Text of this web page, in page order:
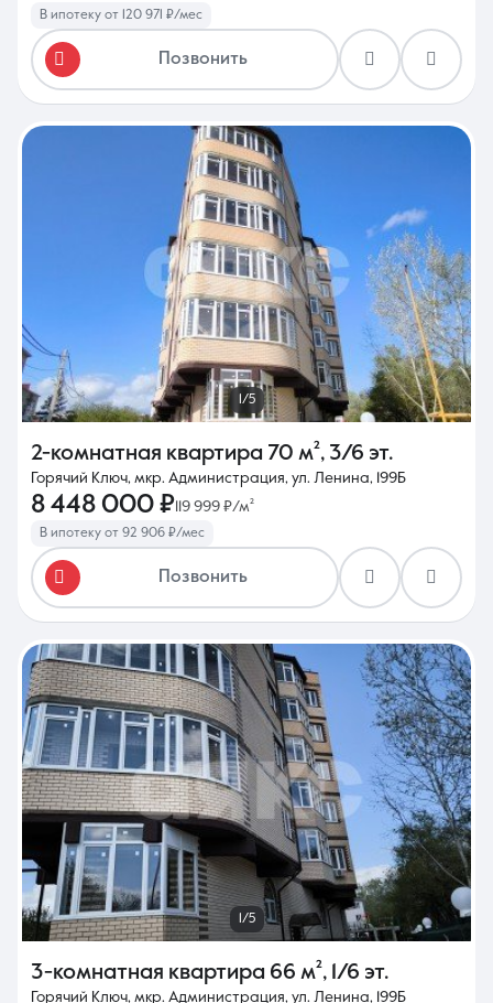
В ипотеку от 120 971 ₽/мес
Позвонить
1/5
2-комнатная квартира 70 м², 3/6 эт.
Горячий Ключ, мкр. Администрация, ул. Ленина, 199Б
8 448 000 ₽ 119 999 ₽/м²
В ипотеку от 92 906 ₽/мес
Позвонить
1/5
3-комнатная квартира 66 м², 1/6 эт.
Горячий Ключ, мкр. Администрация, ул. Ленина, 199Б